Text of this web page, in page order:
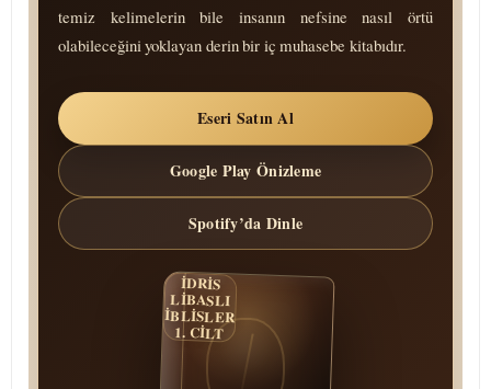
temiz kelimelerin bile insanın nefsine nasıl örtü
olabileceğini yoklayan derin bir iç mu­ha­se­be kitabıdır.
Eseri Satın Al
Google Play Önizleme
Spotify’da Dinle
İDRİS
LİBASLI
İBLİSLER
1. CİLT